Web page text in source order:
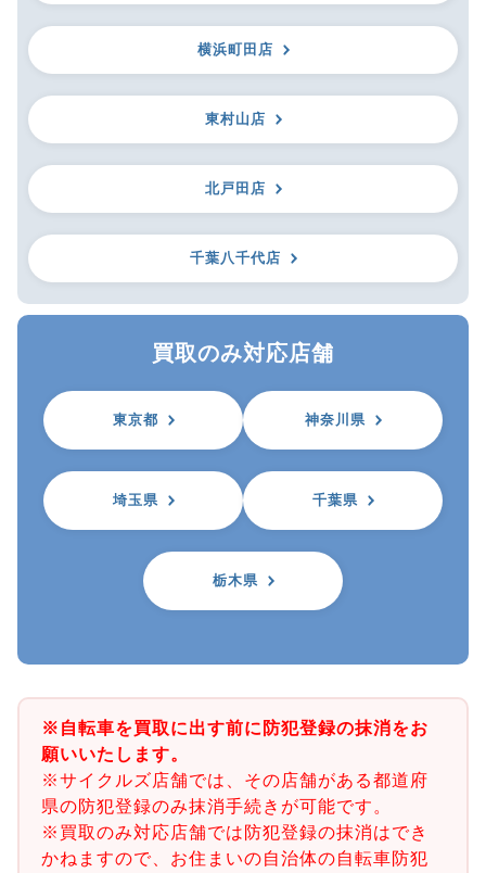
横浜町田店
東村山店
北戸田店
千葉八千代店
買取のみ対応店舗
東京都 神奈川県
埼玉県 千葉県
栃木県
※自転車を買取に出す前に防犯登録の抹消をお
願いいたします。
※サイクルズ店舗では、その店舗がある都道府
県の防犯登録のみ抹消手続きが可能です。
※買取のみ対応店舗では防犯登録の抹消はでき
かねますので、お住まいの自治体の自転車防犯